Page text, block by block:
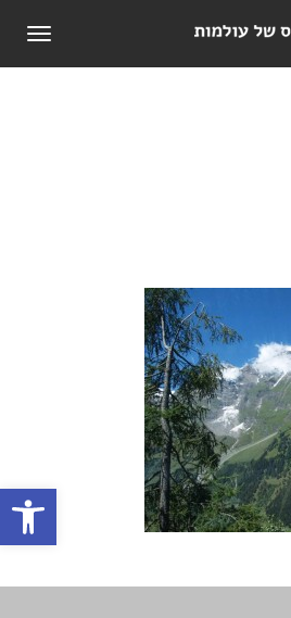
פתח